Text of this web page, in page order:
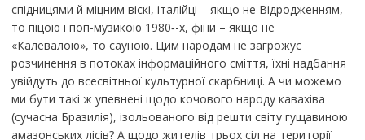
спідницями й міцним віскі, італійці – якщо не Відродженням,
то піцою і поп-музикою 1980‑-х, фіни – якщо не
«Калевалою», то сауною. Цим народам не загрожує
розчинення в потоках інформаційного сміття, їхні надбання
увійдуть до всесвітньої культурної скарбниці. А чи можемо
ми бути такі ж упевнені щодо кочового народу кавахіва
(сучасна Бразилія), ізольованого від решти світу гущавиною
амазонських лісів? А щодо жителів трьох сіл на території